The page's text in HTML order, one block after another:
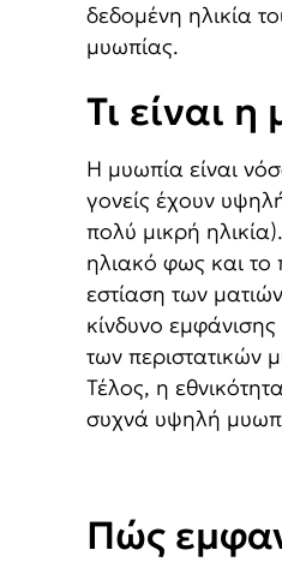
δεδομένη ηλικία
μυωπίας.
Τι είναι
Η μυωπία είναι
γονείς έχουν
πολύ μικρή
ηλιακό φως και το
εστίαση των
κίνδυνο
των περιστατικών
Τέλος, η
συχνά υψηλή
Πώς